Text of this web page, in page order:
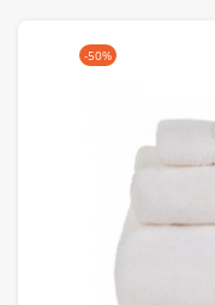
-50%